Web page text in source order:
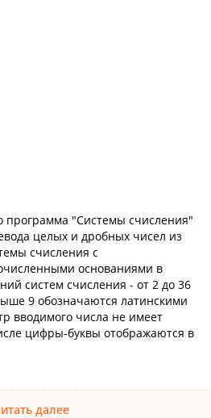
программа "Системы счисления"
целых и дробных чисел из
счисления с
основаниями в
систем счисления - от 2 до 36
9 обозначаются латинскими
вводимого числа не имеет
цифры-буквы отображаются в
далее